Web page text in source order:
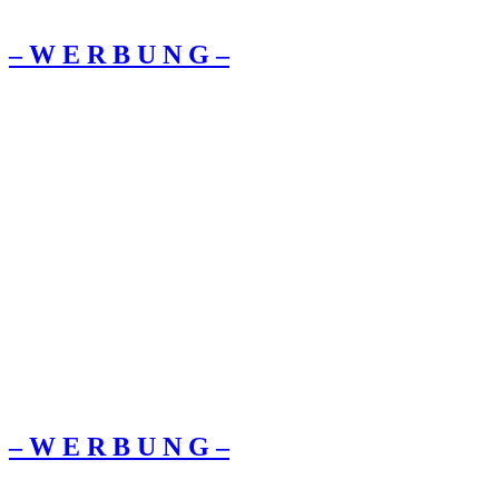
– W Ε R Β U Ν G –
– W Ε R Β U Ν G –